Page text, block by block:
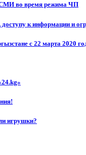
СМИ во время режима ЧП
к информации и
с 22 марта 2020
игрушки?